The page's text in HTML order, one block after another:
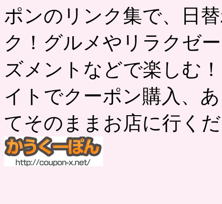
ポンのリンク集で、日
ク！グルメやリラクゼ
ズメントなどで楽しむ
イトでクーポン購入、
てそのままお店に行く